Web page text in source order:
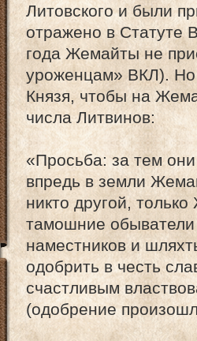
Литовского и были
отражено в Статуте
года Жемайты не
уроженцам» ВКЛ). Но
Князя, чтобы на
числа Литвинов:
«Просьба: за тем
впредь в земли
никто другой,
тамошние обыватели
наместников и
одобрить в честь
счастливым
(одобрение